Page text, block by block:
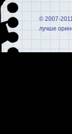
© 2007-
лучше